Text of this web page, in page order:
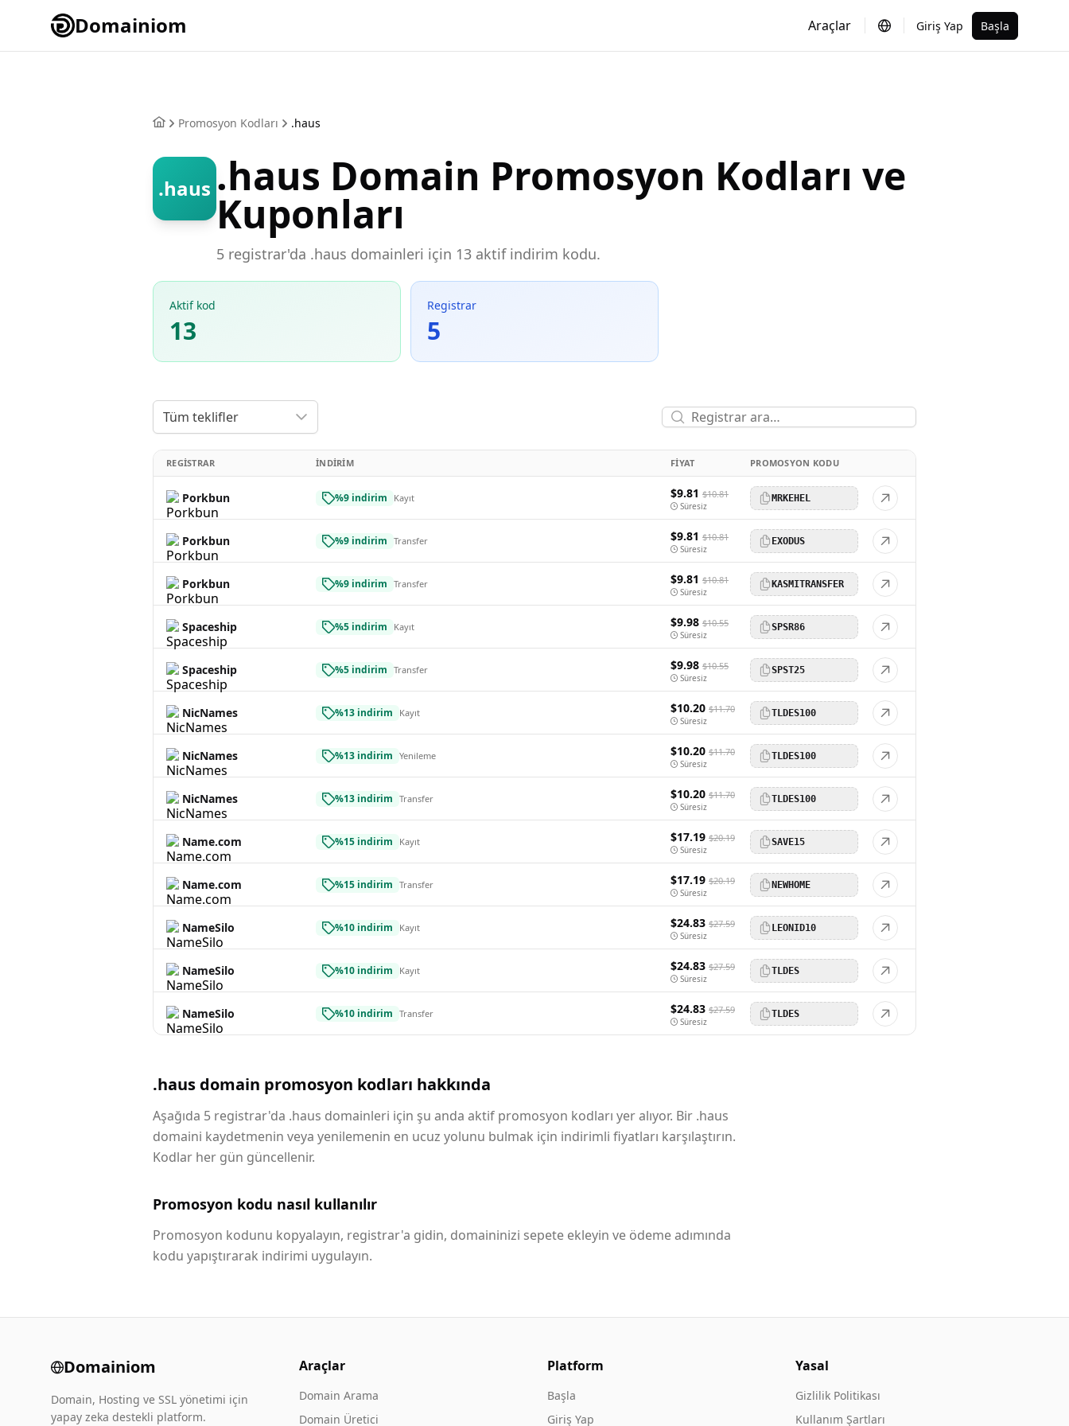
Domainiom Araçlar Giriş Yap Başla
Promosyon Kodları .haus
.haus .haus Domain Promosyon Kodları ve
Kuponları
5 registrar'da .haus domainleri için 13 aktif indirim kodu.
Aktif kod
13
Registrar
5
Tüm teklifler
REGISTRAR İNDIRIM FIYAT PROMOSYON KODU
Porkbun %9 indirim Kayıt $9.81 $10.81
Süresiz
MRKEHEL
Porkbun %9 indirim Transfer $9.81 $10.81
Süresiz
EXODUS
Porkbun %9 indirim Transfer $9.81 $10.81
Süresiz
KASMITRANSFER
Spaceship %5 indirim Kayıt $9.98 $10.55
Süresiz
SPSR86
Spaceship %5 indirim Transfer $9.98 $10.55
Süresiz
SPST25
NicNames %13 indirim Kayıt $10.20 $11.70
Süresiz
TLDES100
NicNames %13 indirim Yenileme $10.20 $11.70
Süresiz
TLDES100
NicNames %13 indirim Transfer $10.20 $11.70
Süresiz
TLDES100
Name.com %15 indirim Kayıt $17.19 $20.19
Süresiz
SAVE15
Name.com %15 indirim Transfer $17.19 $20.19
Süresiz
NEWHOME
NameSilo %10 indirim Kayıt $24.83 $27.59
Süresiz
LEONID10
NameSilo %10 indirim Kayıt $24.83 $27.59
Süresiz
TLDES
NameSilo %10 indirim Transfer $24.83 $27.59
Süresiz
TLDES
.haus domain promosyon kodları hakkında
Aşağıda 5 registrar'da .haus domainleri için şu anda aktif promosyon kodları yer alıyor. Bir .haus
domaini kaydetmenin veya yenilemenin en ucuz yolunu bulmak için indirimli fiyatları karşılaştırın.
Kodlar her gün güncellenir.
Promosyon kodu nasıl kullanılır
Promosyon kodunu kopyalayın, registrar'a gidin, domaininizi sepete ekleyin ve ödeme adımında
kodu yapıştırarak indirimi uygulayın.
Domainiom
Domain, Hosting ve SSL yönetimi için
yapay zeka destekli platform.
Araçlar
Domain Arama
Domain Üretici
Platform
Başla
Giriş Yap
Yasal
Gizlilik Politikası
Kullanım Şartları